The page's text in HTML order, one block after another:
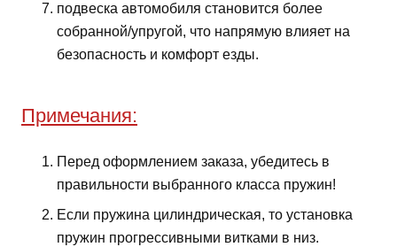
подвеска автомобиля становится более
собранной/упругой, что напрямую влияет на
безопасность и комфорт езды.
Примечания:
Перед оформлением заказа, убедитесь в
правильности выбранного класса пружин!
Если пружина цилиндрическая, то установка
пружин прогрессивными витками в низ.